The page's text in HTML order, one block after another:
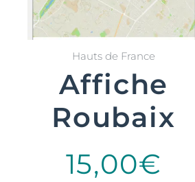
Hauts de France
Affiche
Roubaix
15,00€